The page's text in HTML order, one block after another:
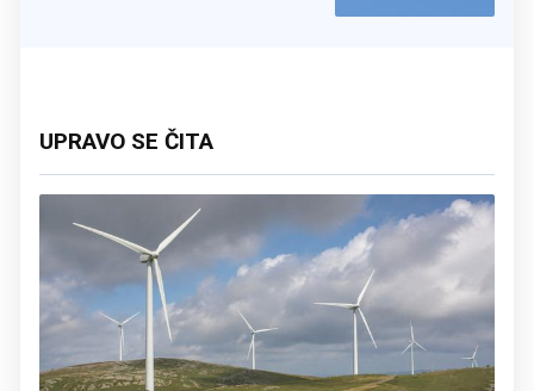
UPRAVO SE ČITA